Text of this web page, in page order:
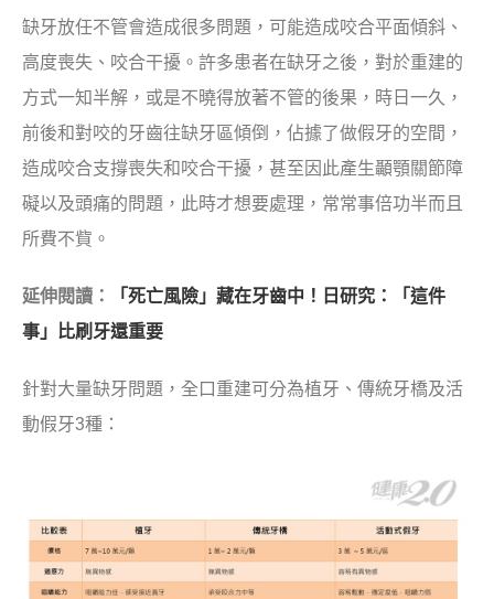
缺牙放任不管會造成很多問題，可能造成咬合平面傾斜、
高度喪失、咬合干擾。許多患者在缺牙之後，對於重建的
方式一知半解，或是不曉得放著不管的後果，時日一久，
前後和對咬的牙齒往缺牙區傾倒，佔據了做假牙的空間，
造成咬合支撐喪失和咬合干擾，甚至因此產生顳顎關節障
礙以及頭痛的問題，此時才想要處理，常常事倍功半而且
所費不貲。
延伸閱讀：
「死亡風險」藏在牙齒中！日研究：「這件
事」比刷牙還重要
針對大量缺牙問題，全口重建可分為植牙、傳統牙橋及活
動假牙3種：